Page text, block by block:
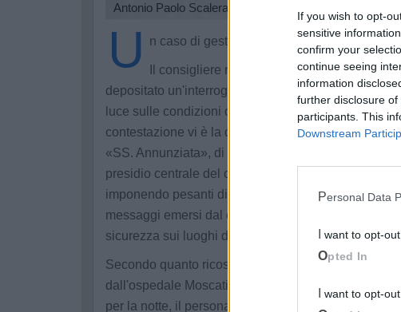
If you wish to opt-
sensitive
confirm your
continue seeing
information
further disclosure of
participants. This
Downstream
Personal Data
I want to opt-
Opted In
I want to opt-
Antonio Paolo Scalera
U n caso di gestione logistica e tutela del
Il consigliere regionale Antonio Paolo
depositato un'interrogazione urgente indirizzata
luce sulle condizioni operative del personale
contestazione vi è la decisione, assunta dalla
«SS. Annunziata», di concentrare dallo scorso 1°
presidio centrale del capoluogo. Una scelta che,
imponendo pesanti disagi logistici e spianando la
messaggi emersi dal caso richiamano i valori
sicurezza sui luoghi di lavoro e dell'efficienza dei
Secondo quanto ricostruito dal consigliere, il nuovo
dall'ospedale Moscati a un contorto iter
per la notte, il personale deve recarsi nella sede